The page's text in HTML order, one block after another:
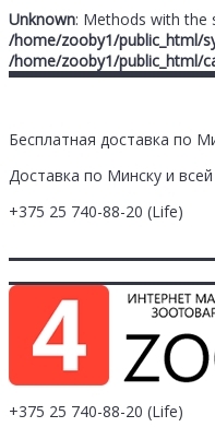
Unknown: Methods with the
/home/zooby1/public_html/
/home/zooby1/public_html/
Бесплатная доставка по
Доставка по Минску и
+375 25 740-88-20 (Life)
+375 25 740-88-20 (Life)